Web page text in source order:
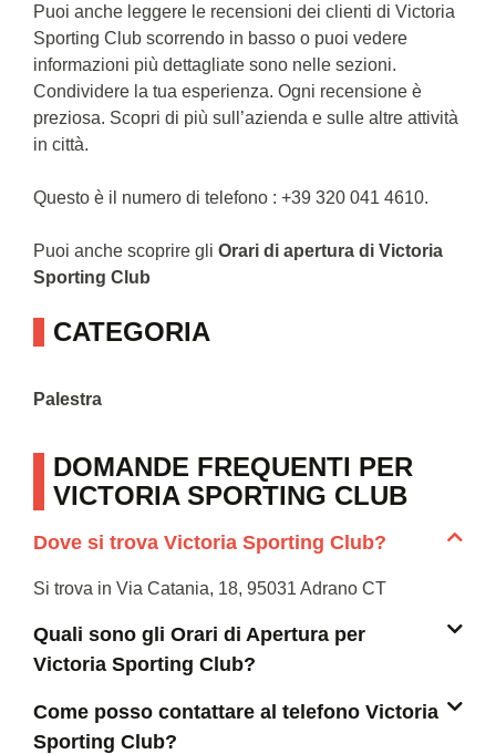
Puoi anche leggere le recensioni dei clienti di Victoria
Sporting Club scorrendo in basso o puoi vedere
informazioni più dettagliate sono nelle sezioni.
Condividere la tua esperienza. Ogni recensione è
preziosa. Scopri di più sull’azienda e sulle altre attività
in città.
Questo è il numero di telefono : +39 320 041 4610.
Puoi anche scoprire gli Orari di apertura di Victoria
Sporting Club
CATEGORIA
Palestra
DOMANDE FREQUENTI PER
VICTORIA SPORTING CLUB
Dove si trova Victoria Sporting Club?
Si trova in Via Catania, 18, 95031 Adrano CT
Quali sono gli Orari di Apertura per
Victoria Sporting Club?
Come posso contattare al telefono Victoria
Sporting Club?